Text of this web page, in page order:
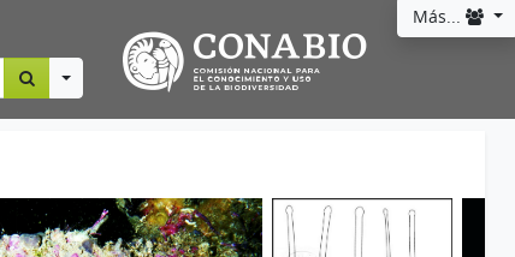
Más...
Toggle Dropdown